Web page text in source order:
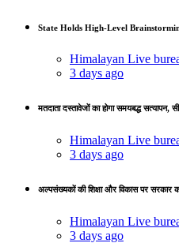
State Holds High-Level
Himalayan Live
3 days ago
मतदाता दस्तावेजों का होगा समयबद्ध सत्यापन,
Himalayan Live
3 days ago
अल्पसंख्यकों की शिक्षा और विकास पर सरकार
Himalayan Live
3 days ago